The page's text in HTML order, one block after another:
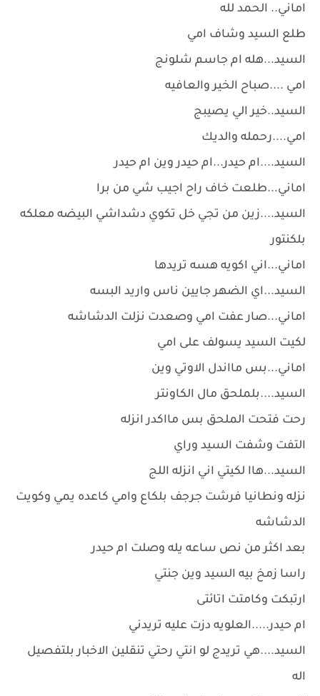
اماني.. الحمد لله
طلع السيد وشاف امي
السيد...هله ام جاسم شلونج
امي ....صباح الخير والعافيه
السيد..خير الي يصيبج
امي....رحمله والديك
السيد....ام حيدر...ام حيدر وين ام حيدر
اماني...طلعت خاف راح اجيب شي من برا
السيد....زين من تجي خل تكوي دشداشي البيضه معلكه
بلكنتور
اماني...اني اكويه هسه تريدها
السيد...اي الضهر جايين ناس واريد البسه
اماني...صار عفت امي وصعدت نزلت الدشاشه
لكيت السيد يسولف على امي
اماني...بس مااندل الاوتي وين
السيد....بلملحق مال الكاونتر
رحت فتحت الملحق بس مااكدر انزله
التفت وشفت السيد وراي
السيد...هاا لكيتي اني انزله اللج
نزله ونطانيا فرشت جرجف بلكاع وامي كاعده يمي وكويت
الدشاشه
بعد اكثر من نص ساعه يله وصلت ام حيدر
راسا زمخ بيه السيد وين جنتي
ارتبكت وكامتت اتائتى
ام حيدر.....العلويه دزت عليه تريدني
السيد....هي تريدج لو انتي رحتي تنقلين الاخبار بلتفصيل
اله